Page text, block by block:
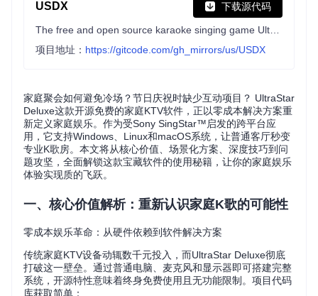
USDX 下载源代码
项目地址： https://gitcode.com/gh_mirrors/us/USDX
家庭聚会如何避免冷场？节日庆祝时缺少互动项目？ UltraStar
Deluxe这款开源免费的家庭KTV软件，正以零成本解决方案重
新定义家庭娱乐。作为受Sony SingStar™启发的跨平台应
用，它支持Windows、Linux和macOS系统，让普通客厅秒变
专业K歌房。本文将从核心价值、场景化方案、深度技巧到问
题攻坚，全面解锁这款宝藏软件的使用秘籍，让你的家庭娱乐
体验实现质的飞跃。
一、核心价值解析：重新认识家庭K歌的可能性
零成本娱乐革命：从硬件依赖到软件解决方案
传统家庭KTV设备动辄数千元投入，而UltraStar Deluxe彻底
打破这一壁垒。通过普通电脑、麦克风和显示器即可搭建完整
系统，开源特性意味着终身免费使用且无功能限制。项目代码
库获取简单：